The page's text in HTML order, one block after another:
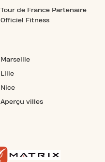
Tour de France Partenaire
Officiel Fitness
Marseille
Lille
Nice
Aperçu villes